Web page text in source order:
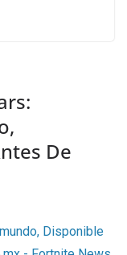
De
Disponible